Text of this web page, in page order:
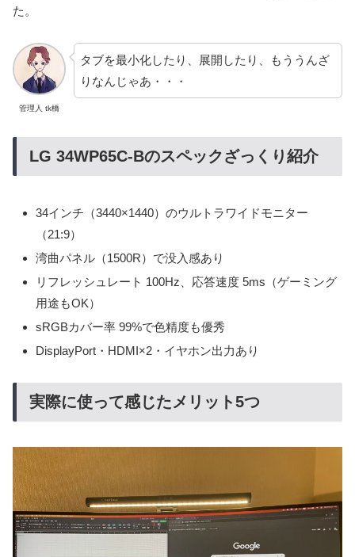
た。
管理人 tk橋
タブを最小化したり、展開したり、もううんざ
りなんじゃあ・・・
LG 34WP65C-Bのスペックざっくり紹介
34インチ（3440×1440）のウルトラワイドモニター
（21:9）
湾曲パネル（1500R）で没入感あり
リフレッシュレート 100Hz、応答速度 5ms（ゲーミング
用途もOK）
sRGBカバー率 99%で色精度も優秀
DisplayPort・HDMI×2・イヤホン出力あり
実際に使って感じたメリット5つ